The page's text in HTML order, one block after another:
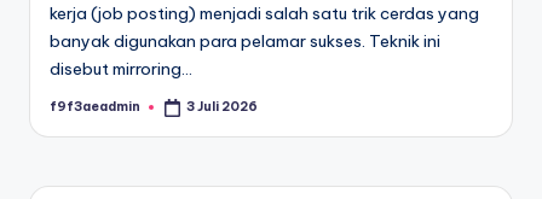
kerja (job posting) menjadi salah satu trik cerdas yang
banyak digunakan para pelamar sukses. Teknik ini
disebut mirroring…
Posted
f9f3aeadmin 3 Juli 2026